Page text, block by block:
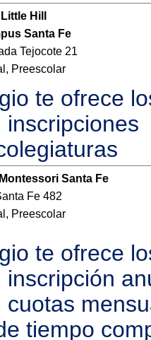
Hill
Santa Fe
Tejocote 21
Preescolar
te ofrece
inscripciones
Montessori Santa Fe
Fe 482
Preescolar
te ofrece
inscripción
cuotas
tiempo